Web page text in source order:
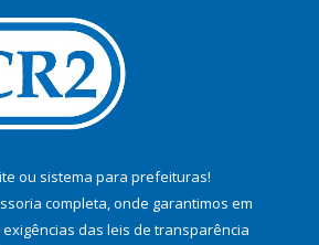
ou sistema para prefeituras!
completa, onde garantimos em
das leis de transparência